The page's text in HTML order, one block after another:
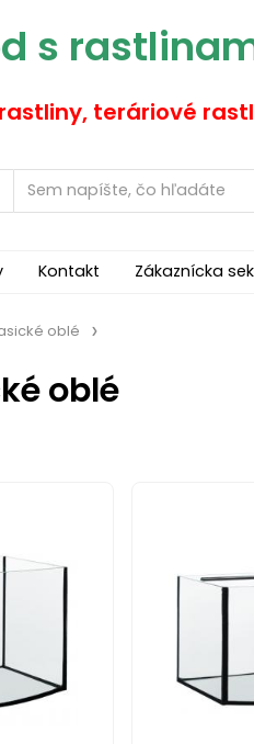
s
teráriové
Kontakt Zákaznícka
oblé
oblé